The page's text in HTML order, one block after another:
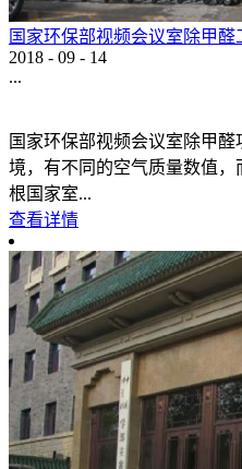
国家环保部视频会议室除甲醛
2018 - 09 - 14
...
国家环保部视频会议室除甲
境，有不同的空气质量数值
根国家室...
查看详情